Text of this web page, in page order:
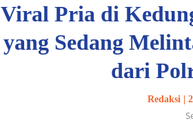
Viral Pria di
yang Sedang
dari
Redaksi |